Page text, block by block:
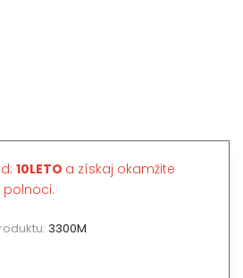
10LETO a získaj okamžite
3300M